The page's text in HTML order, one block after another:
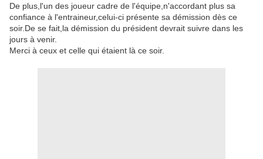
De plus,l'un des joueur cadre de l'équipe,n'accordant plus sa
confiance à l'entraineur,celui-ci présente sa démission dès ce
soir.De se fait,la démission du président devrait suivre dans les
jours à venir.
Merci à ceux et celle qui étaient là ce soir.